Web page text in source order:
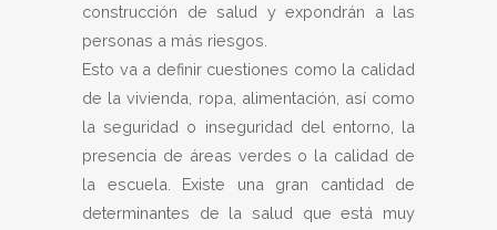
construcción de salud y expondrán a las
personas a más riesgos.
Esto va a definir cuestiones como la calidad
de la vivienda, ropa, alimentación, así como
la seguridad o inseguridad del entorno, la
presencia de áreas verdes o la calidad de
la escuela. Existe una gran cantidad de
determinantes de la salud que está muy